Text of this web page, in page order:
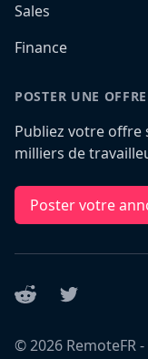
Sales
Finance
POSTER UNE
Publiez votre offre
milliers de
Poster votre
Reddit Twitter
©2026 RemoteFR